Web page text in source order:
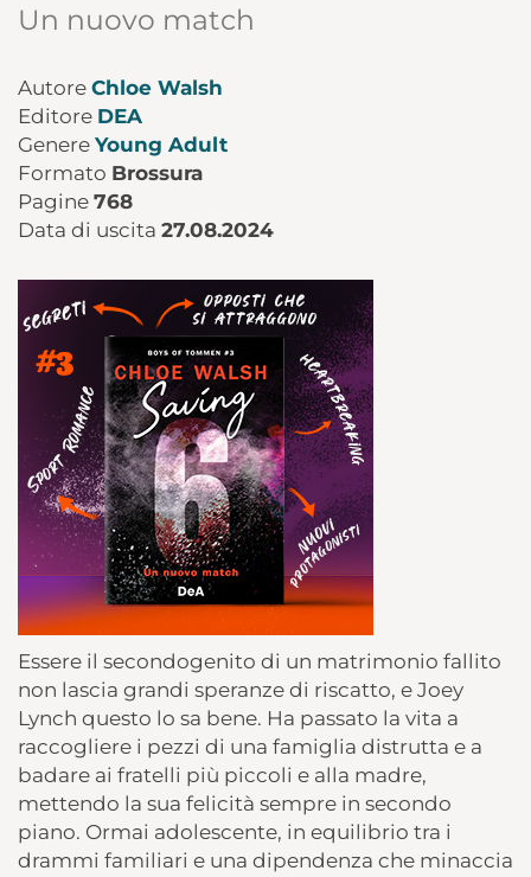
Un nuovo match
Autore Chloe Walsh
Editore DEA
Genere Young Adult
Formato Brossura
Pagine 768
Data di uscita 27.08.2024
Essere il secondogenito di un matrimonio fallito
non lascia grandi speranze di riscatto, e Joey
Lynch questo lo sa bene. Ha passato la vita a
raccogliere i pezzi di una famiglia distrutta e a
badare ai fratelli più piccoli e alla madre,
mettendo la sua felicità sempre in secondo
piano. Ormai adolescente, in equilibrio tra i
drammi familiari e una dipendenza che minaccia